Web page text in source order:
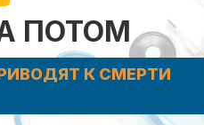
ПОТОМ
К СМЕРТИ